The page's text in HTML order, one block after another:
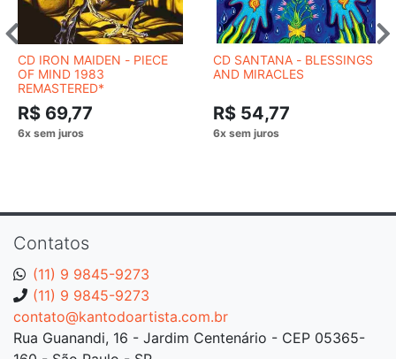
CD IRON MAIDEN - PIECE
OF MIND 1983
REMASTERED*
R$ 69,77
CD SANTANA - BLESSINGS
AND MIRACLES
R$ 54,77
Contatos
(11) 9 9845-9273
(11) 9 9845-9273
contato@kantodoartista.com.br
Rua Guanandi, 16 - Jardim Centenário - CEP 05365-